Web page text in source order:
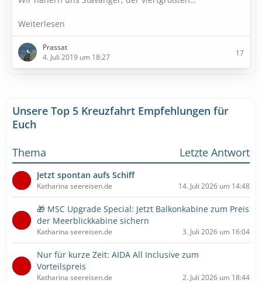
Weiterlesen
Prassat
4. Juli 2019 um 18:27
17
Unsere Top 5 Kreuzfahrt Empfehlungen für
Euch
Thema
Letzte Antwort
Jetzt spontan aufs Schiff
Katharina seereisen.de 14. Juli 2026 um 14:48
🎁 MSC Upgrade Special: Jetzt Balkonkabine zum Preis
der Meerblickkabine sichern
Katharina seereisen.de 3. Juli 2026 um 16:04
Nur für kurze Zeit: AIDA All Inclusive zum
Vorteilspreis
Katharina seereisen.de 2. Juli 2026 um 18:44